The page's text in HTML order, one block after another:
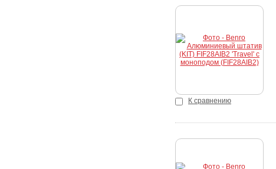
К сравнению
Купить